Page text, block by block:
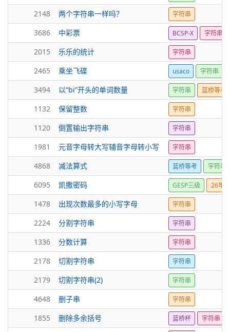
2148 两个字符串一样吗？ 字符串
3686 中彩票 BCSP-X 字符串
2015 乐乐的统计 字符串
2465 乘坐飞碟 usaco 字符串
3494 以“bi”开头的单词数量 字符串 蓝桥等考
1132 保留整数 字符串
1120 倒置输出字符串 字符串
1981 元音字母转大写辅音字母转小写 字符串
4868 减法算式 蓝桥等考 字符串
6095 凯撒密码 GESP三级 26年3
1478 出现次数最多的小写字母 字符串
2224 分割字符串 字符串
1336 分数计算 字符串
2178 切割字符串 字符串
2179 切割字符串(2) 字符串
4648 删子串 字符串
1855 删除多余括号 蓝桥杯 字符串